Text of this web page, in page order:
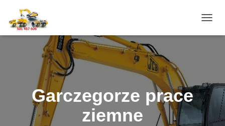
Garczegorze prace
ziemne